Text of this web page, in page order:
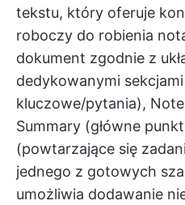
tekstu, który oferuje
roboczy do robienia
dokument zgodnie z
dedykowanymi sekcjami
kluczowe/pytania),
Summary (główne
(powtarzające się
jednego z gotowych
umożliwia dodawanie